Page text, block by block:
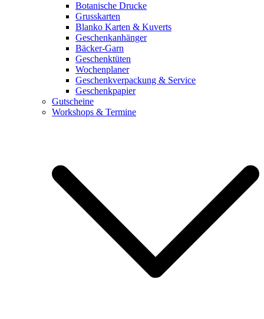
Botanische Drucke
Grusskarten
Blanko Karten & Kuverts
Geschenkanhänger
Bäcker-Garn
Geschenktüten
Wochenplaner
Geschenkverpackung & Service
Geschenkpapier
Gutscheine
Workshops & Termine